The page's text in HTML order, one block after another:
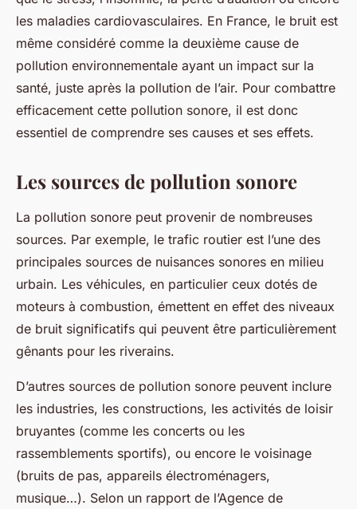
les maladies cardiovasculaires. En France, le bruit est
même considéré comme la deuxième cause de
pollution environnementale ayant un impact sur la
santé, juste après la pollution de l’air. Pour combattre
efficacement cette pollution sonore, il est donc
essentiel de comprendre ses causes et ses effets.
Les sources de pollution sonore
La pollution sonore peut provenir de nombreuses
sources. Par exemple, le trafic routier est l’une des
principales sources de nuisances sonores en milieu
urbain. Les véhicules, en particulier ceux dotés de
moteurs à combustion, émettent en effet des niveaux
de bruit significatifs qui peuvent être particulièrement
gênants pour les riverains.
D’autres sources de pollution sonore peuvent inclure
les industries, les constructions, les activités de loisir
bruyantes (comme les concerts ou les
rassemblements sportifs), ou encore le voisinage
(bruits de pas, appareils électroménagers,
musique…). Selon un rapport de l’Agence de